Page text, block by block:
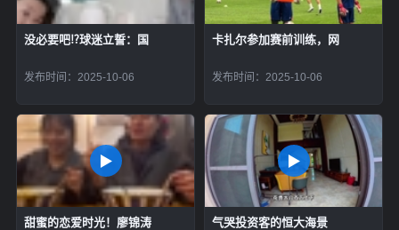
没必要吧⁉️球迷立誓：国
发布时间：2025-10-06
卡扎尔参加赛前训练，网
发布时间：2025-10-06
甜蜜的恋爱时光！廖锦涛 气哭投资客的恒大海景